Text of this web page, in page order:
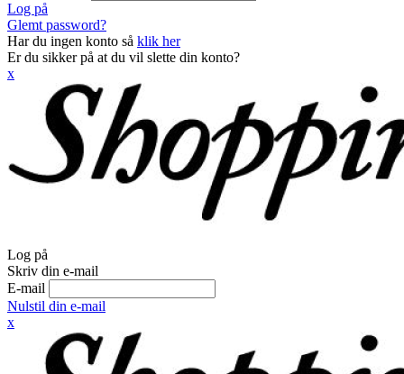
Log på
Glemt password?
Har du ingen konto så klik her
Er du sikker på at du vil slette din konto?
x
Log på
Skriv din e-mail
E-mail
Nulstil din e-mail
x